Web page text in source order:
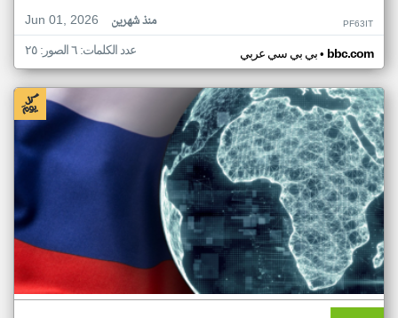
Jun 01, 2026
منذ شهرين PF63IT
بي بي سي عربي• bbc.com عدد الكلمات: ٦ الصور: ٢٥